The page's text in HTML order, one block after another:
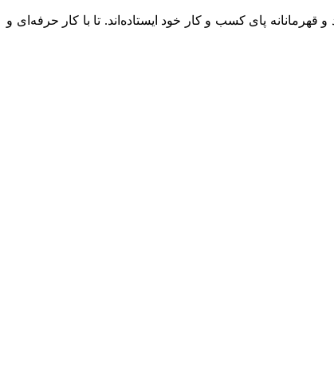
پای کسب و کار خود ایستاده‌اند. تا با کار حرفه‌ای و